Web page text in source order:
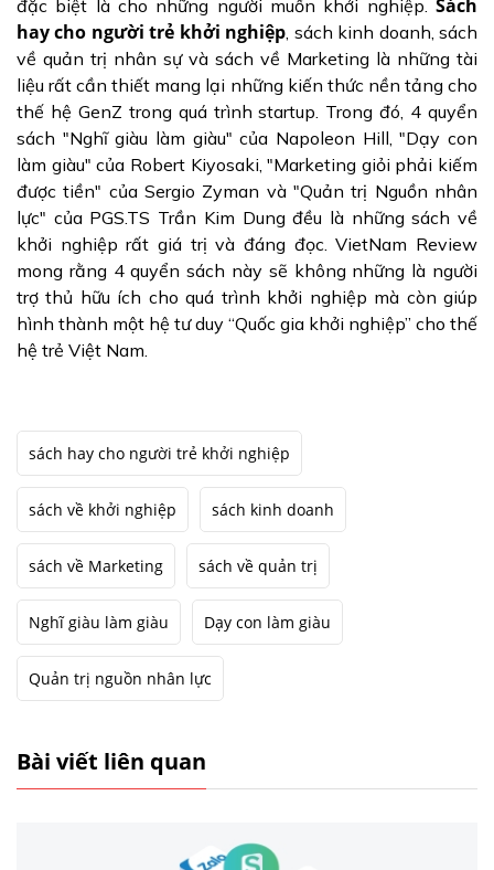
đặc biệt là cho những người muốn khởi nghiệp. Sách
hay cho người trẻ khởi nghiệp, sách kinh doanh, sách
về quản trị nhân sự và sách về Marketing là những tài
liệu rất cần thiết mang lại những kiến thức nền tảng cho
thế hệ GenZ trong quá trình startup. Trong đó, 4 quyển
sách "Nghĩ giàu làm giàu" của Napoleon Hill, "Dạy con
làm giàu" của Robert Kiyosaki, "Marketing giỏi phải kiếm
được tiền" của Sergio Zyman và "Quản trị Nguồn nhân
lực" của PGS.TS Trần Kim Dung đều là những sách về
khởi nghiệp rất giá trị và đáng đọc. VietNam Review
mong rằng 4 quyển sách này sẽ không những là người
trợ thủ hữu ích cho quá trình khởi nghiệp mà còn giúp
hình thành một hệ tư duy “Quốc gia khởi nghiệp” cho thế
hệ trẻ Việt Nam.
sách hay cho người trẻ khởi nghiệp
sách về khởi nghiệp sách kinh doanh
sách về Marketing sách về quản trị
Nghĩ giàu làm giàu Dạy con làm giàu
Quản trị nguồn nhân lực
Bài viết liên quan